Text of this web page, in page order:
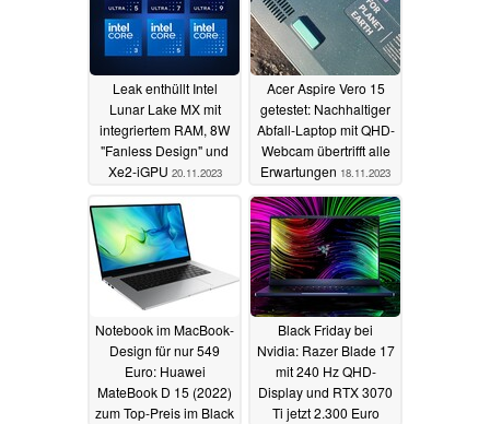
Leak enthüllt Intel
Lunar Lake MX mit
integriertem RAM, 8W
"Fanless Design" und
Xe2-iGPU 20.11.2023
Acer Aspire Vero 15
getestet: Nachhaltiger
Abfall-Laptop mit QHD-
Webcam übertrifft alle
Erwartungen 18.11.2023
Notebook im MacBook-
Design für nur 549
Euro: Huawei
MateBook D 15 (2022)
zum Top-Preis im Black
Black Friday bei
Nvidia: Razer Blade 17
mit 240 Hz QHD-
Display und RTX 3070
Ti jetzt 2.300 Euro